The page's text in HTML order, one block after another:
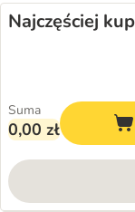
Najczęściej
Suma
0,00 zł